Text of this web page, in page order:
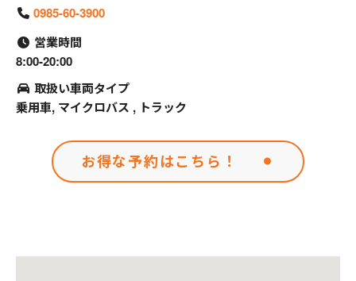
0985-60-3900
営業時間
8:00-20:00
取扱い車両タイプ
乗用車, マイクロバス , トラック
お得な予約はこちら！